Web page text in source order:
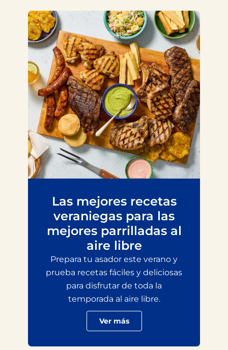
Las mejores recetas
veraniegas para las
mejores parrilladas al
aire libre
Prepara tu asador este verano y
prueba recetas fáciles y deliciosas
para disfrutar de toda la
temporada al aire libre.
Ver más